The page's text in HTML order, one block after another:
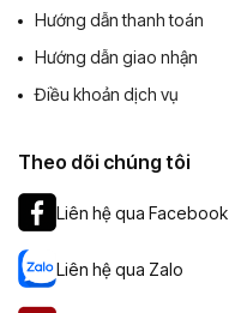
Hướng dẫn thanh toán
Hướng dẫn giao nhận
Điều khoản dịch vụ
Theo dõi chúng tôi
Liên hệ qua Facebook
Liên hệ qua Zalo